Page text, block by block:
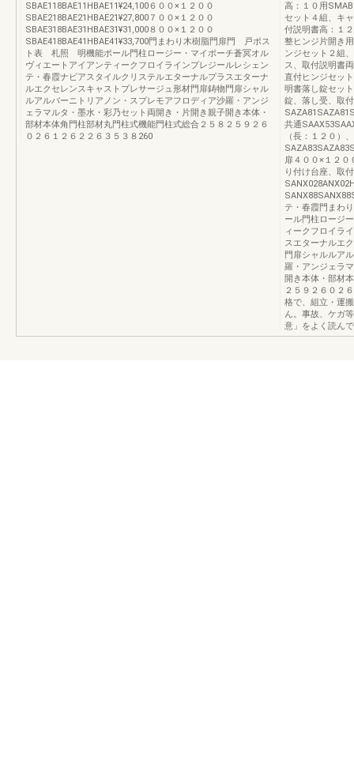
SBAE118BAE11HBAE11¥24,100６００×１２００
SBAE218BAE21HBAE21¥27,800７００×１２００
SBAE318BAE31HBAE31¥31,000８００×１２００
SBAE418BAE41HBAE41¥33,700門まわり木樹脂門扉門 戸ポス
ト表 札照 明機能ポール門柱ロージー・マイポーチ蒼冥オル
ヴィエートアイアンティークフロイラインプレジールレシェン
テ・春霞ナビアスタイルクリステルエターナルプラスエターナ
ルエクセレンスキャストプレサージュ形材門扉鋳物門扉シャル
ルアルバーニトリアノン・スプレモアフロディア沙羅・アンジ
ェラマルタ・墨水・彩乃セット両開き・片開き親子開き本体・
部材本体角門柱部材丸門柱式機能門柱式総合２５８２５９２６
０２６１２６２２６３５３８260
高：１０用
セット４組、キ
付説明書高：１
整ヒンジ片開き
ンジセット２組
ス、取付説明書
直付ヒンジセッ
明書落し錠セッ
錠、落し受、取
共通
（長：１２０）
扉４００×１２０
り付け台座、取
テ・春霞門まわ
ール門柱ロージ
ィークフロイラ
スエターナルエ
門扉シャルルア
羅・アンジェラ
開き本体・部材
２５９２６０２
格で、組立・運
ん。事故、ケガ
意」をよく読ん